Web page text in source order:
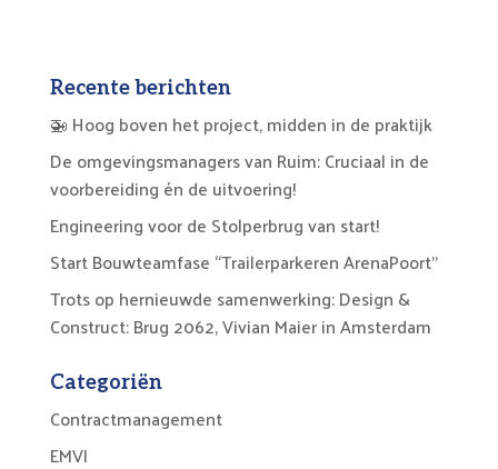
Recente berichten
🚁 Hoog boven het project, midden in de praktijk
De omgevingsmanagers van Ruim: Cruciaal in de
voorbereiding én de uitvoering!
Engineering voor de Stolperbrug van start!
Start Bouwteamfase “Trailerparkeren ArenaPoort”
Trots op hernieuwde samenwerking: Design &
Construct: Brug 2062, Vivian Maier in Amsterdam
Categoriën
Contractmanagement
EMVI